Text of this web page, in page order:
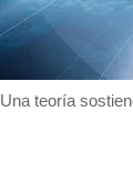
Una teoría